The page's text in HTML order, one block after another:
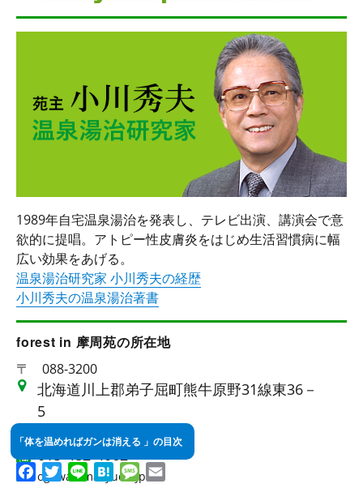
「体を温めればガンは消える 」の目次
1989年自宅温泉湯治を発表し、テレビ出演、講演会で意
欲的に提唱。アトピー性皮膚炎をはじめ生活習慣病に幅
広い効果をあげる。
温泉湯治研究家 小川秀夫の経歴
小川秀夫の温泉湯治著書
forest in 摩周苑の所在地
〒 088-3200
北海道川上郡弟子屈町熊牛原野31線東36－
5
015-482-3926
ogawa@masyuen.jp
Facebook
TwitterLine HatenaMessage